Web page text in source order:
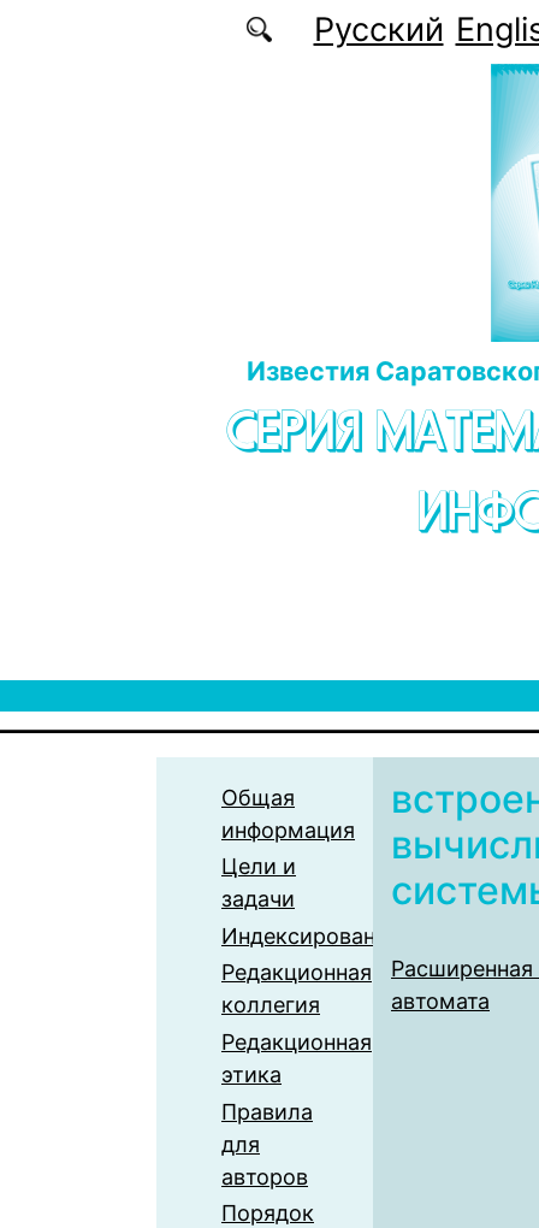
Перейти к основному содержаниюРусский
Известия
СЕРИЯ
Общая
информация
Цели и
задачи
Индексирование
Редакционная
коллегия
Редакционная
этика
Правила
для
авторов
Порядок
автомата